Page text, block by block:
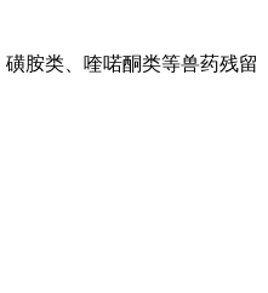
胺类、喹喏酮类等兽药残留